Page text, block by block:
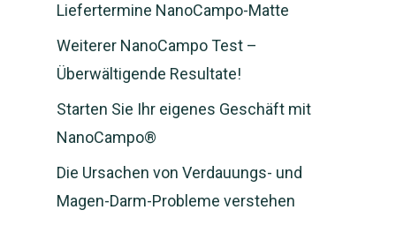
Liefertermine NanoCampo-Matte
Weiterer NanoCampo Test –
Überwältigende Resultate!
Starten Sie Ihr eigenes Geschäft mit
NanoCampo®
Die Ursachen von Verdauungs- und
Magen-Darm-Probleme verstehen
NEWS: NanoCampo
verfügbar und